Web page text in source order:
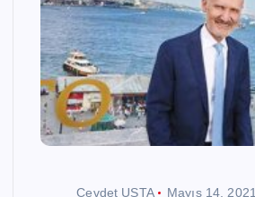
Cevdet USTA
Mayıs 14, 2021